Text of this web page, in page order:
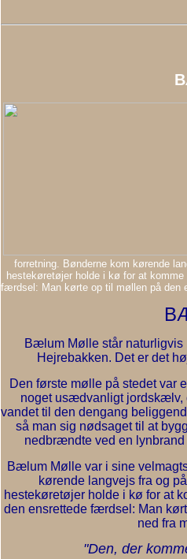
forretning. Bønderne kom kørende
hestekøretøjer holde i kø for at
færdsel: Man kørte op til møllen på den
Bælum Mølle står
Hejrebakken. Det er det
Den første mølle på stedet var
noget usædvanligt jordskælv,
vandet til den dengang
så man sig nødsaget til at
nedbrændte ved en
Bælum Mølle var i sine
kørende langvejs fra og
hestekøretøjer holde i kø for at
den ensrettede færdsel: Man
ned fra
"Den, der